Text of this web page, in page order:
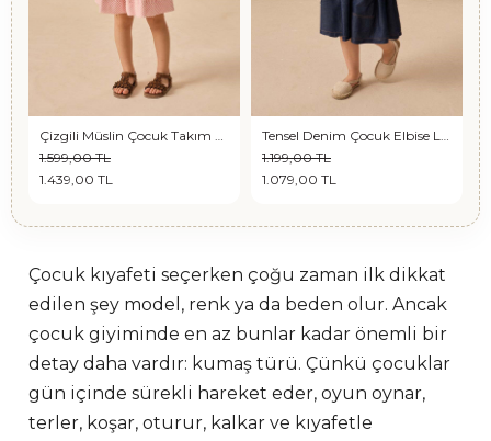
Çizgili Müslin Çocuk Takım Pembe
1.439,00 TL
1.599,00 TL
Tensel Denim Çocuk Elbise Lacivert
1.079,00 TL
1.199,00 TL
Çocuk kıyafeti seçerken çoğu zaman ilk dikkat
edilen şey model, renk ya da beden olur. Ancak
çocuk giyiminde en az bunlar kadar önemli bir
detay daha vardır: kumaş türü. Çünkü çocuklar
gün içinde sürekli hareket eder, oyun oynar,
terler, koşar, oturur, kalkar ve kıyafetle